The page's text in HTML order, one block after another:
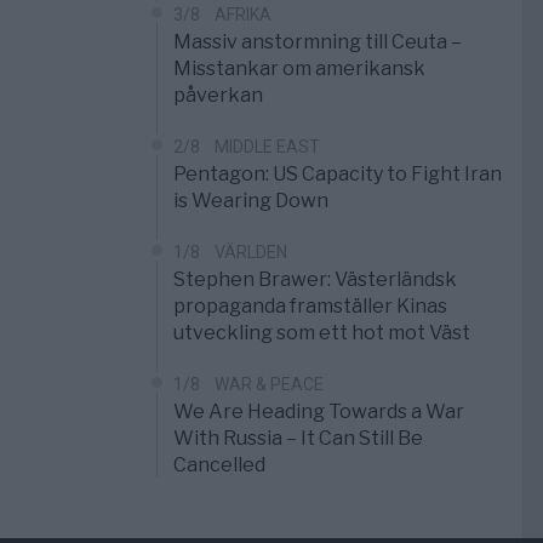
3/8 AFRIKA
Massiv anstormning till Ceuta –
Misstankar om amerikansk
påverkan
2/8 MIDDLE EAST
Pentagon: US Capacity to Fight Iran
is Wearing Down
1/8 VÄRLDEN
Stephen Brawer: Västerländsk
propaganda framställer Kinas
utveckling som ett hot mot Väst
1/8 WAR & PEACE
We Are Heading Towards a War
With Russia – It Can Still Be
Cancelled